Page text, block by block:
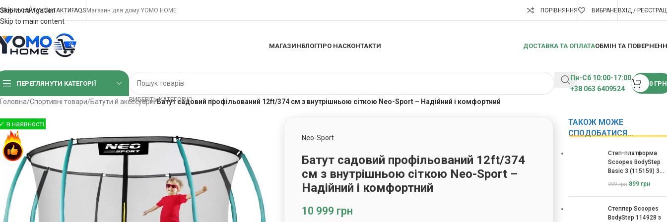
Skip to navigation
Skip to main content
САЙТУКОНТАКТИFAQSМагазин для дому YOMO HOME ПОРІВНЯННЯ ВИБРАНЕВХІД /
МАГАЗИНБЛОГПРО НАСКОНТАКТИ ДОСТАВКА ТА ОПЛАТАОБМІН ТА
ПЕРЕГЛЯНУТИ КАТЕГОРІЇ
ВИБЕРІТЬ КАТЕГОРІЮ
Пн-Сб 10:00-17:00
+38 063 6409524
0 ГРН
Головна/Спортивні товари/Батути й аксесуари/Батут садовий профільований 12ft/374 см з внутрішньою сіткою Neo-Sport – Надійний і комфортний
Neo-Sport
Батут садовий профільований 12ft/374
см з внутрішньою сіткою Neo-Sport –
Надійний і комфортний
10 999 грн
ТАКОЖ МОЖЕ
СПОДОБАТИСЯ…
Степ-платформа
Scoopes BodyStep
Basic 3 (115159) 3
999грн 899 грн
Степпер Scoopes
BodyStep 114928 з